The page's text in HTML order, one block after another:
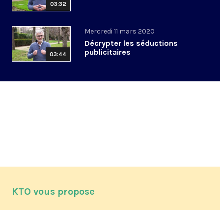
03:32
03:44
Mercredi 11 mars 2020
Décrypter les séductions
publicitaires
KTO vous propose